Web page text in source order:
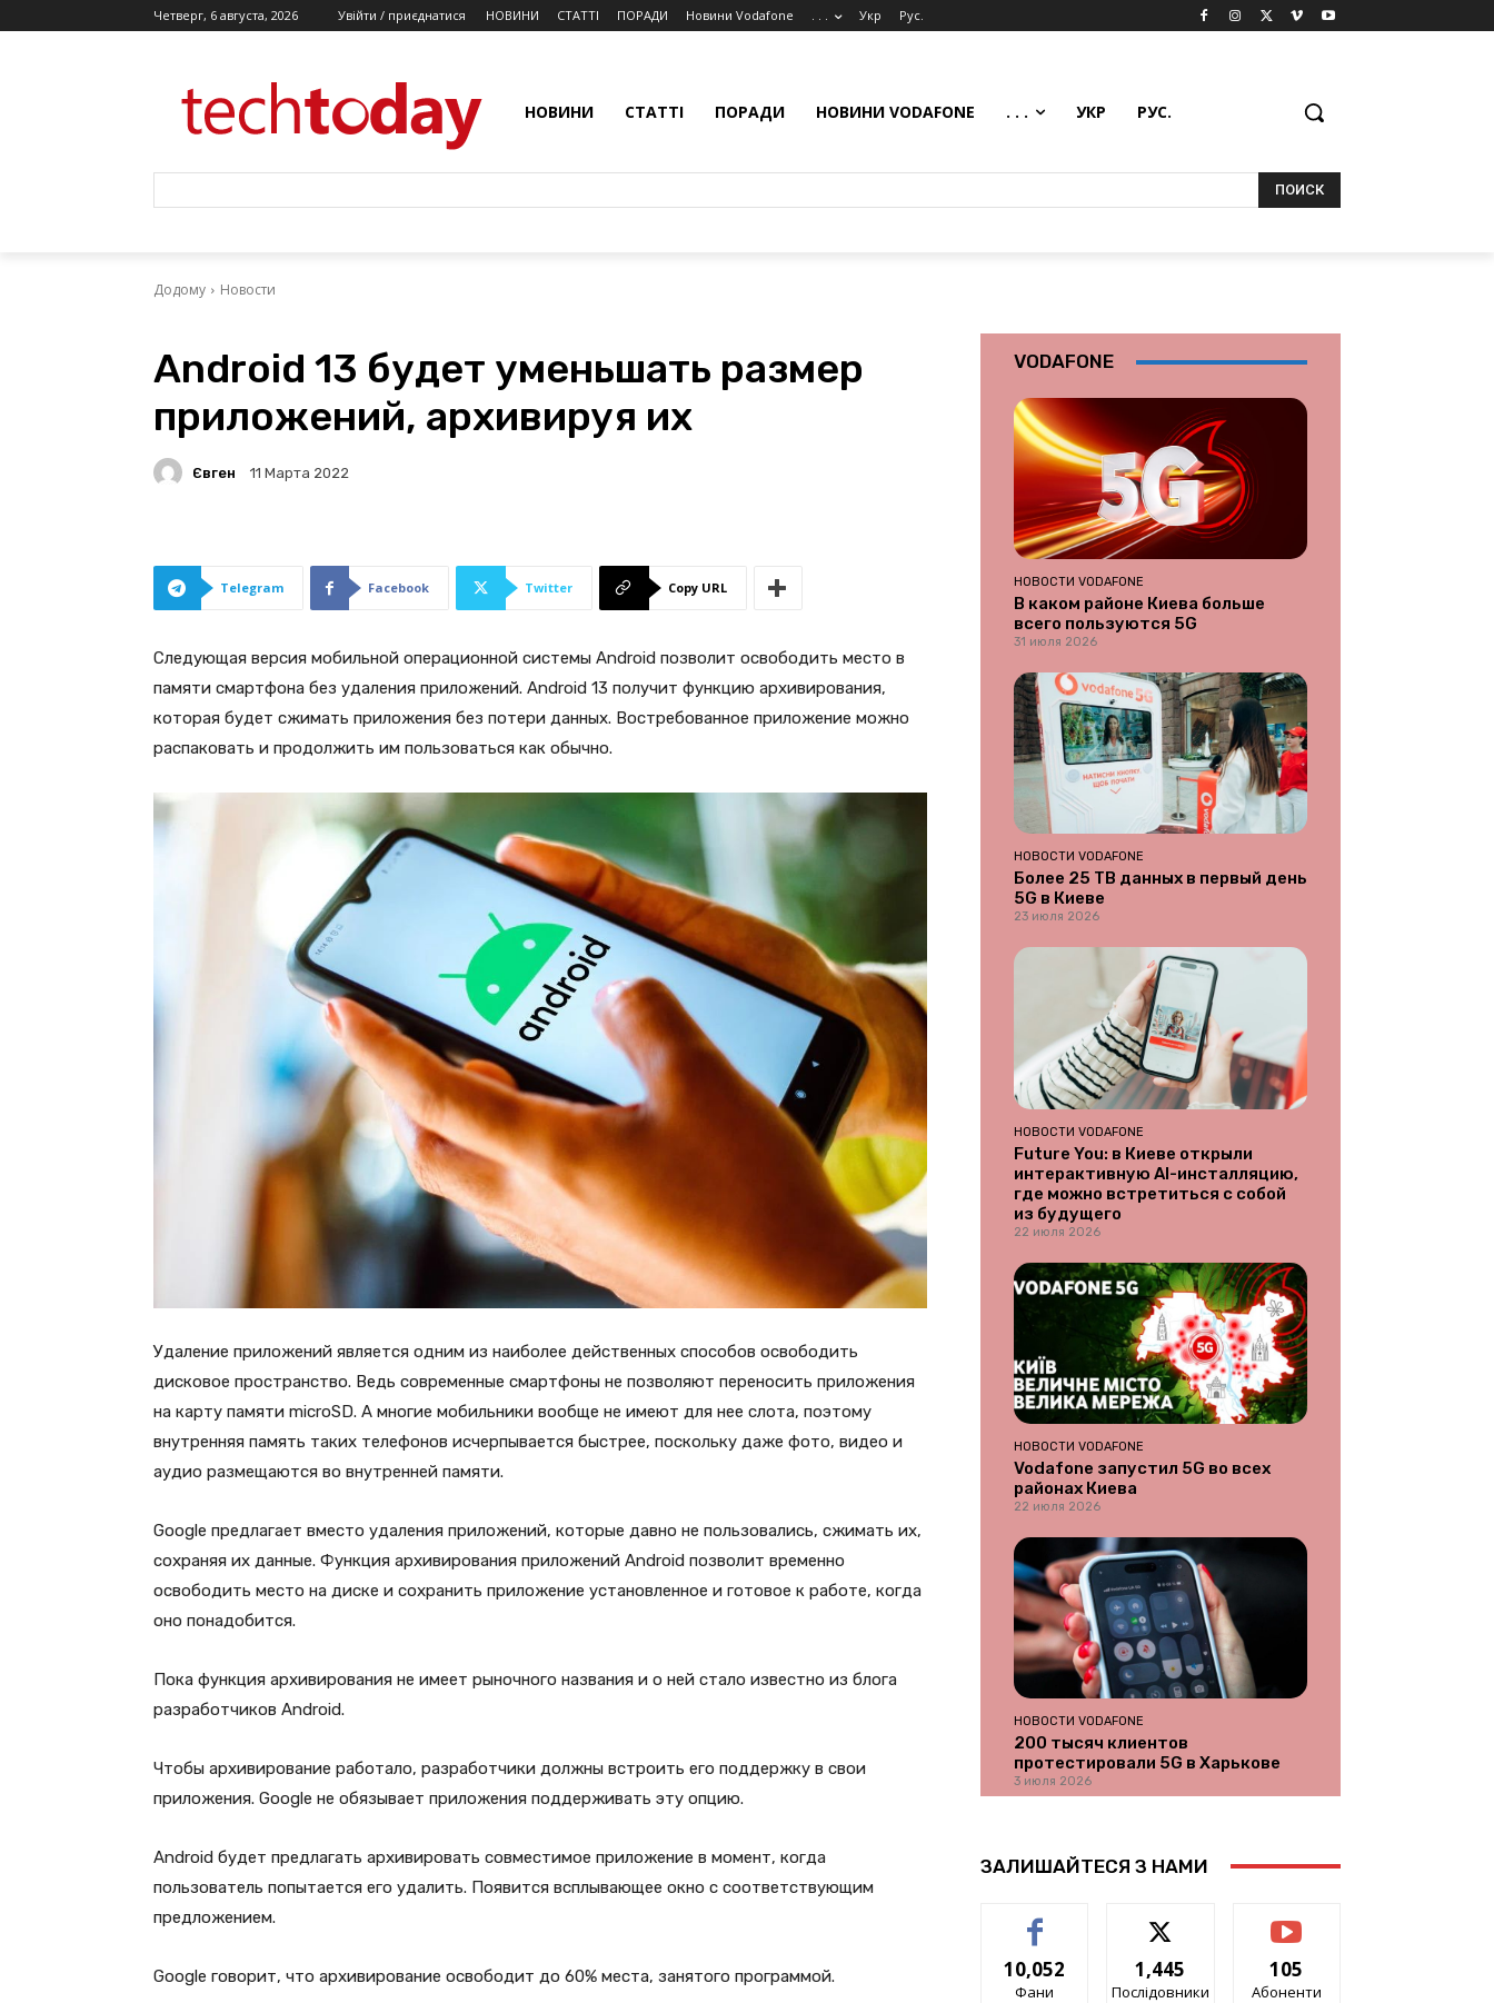
Четверг, 6 августа, 2026 Увійти / приєднатися НОВИНИ СТАТТІ ПОРАДИ Новини Vodafone . . . Укр Рус.
НОВИНИ СТАТТІ ПОРАДИ НОВИНИ VODAFONE . . . УКР РУС.
ПОИСК
Додому Новости
Android 13 будет уменьшать размер
приложений, архивируя их
Євген 11 Марта 2022
Telegram Facebook Twitter Copy URL
Следующая версия мобильной операционной системы Android позволит освободить место в
памяти смартфона без удаления приложений. Android 13 получит функцию архивирования,
которая будет сжимать приложения без потери данных. Востребованное приложение можно
распаковать и продолжить им пользоваться как обычно.
Удаление приложений является одним из наиболее действенных способов освободить
дисковое пространство. Ведь современные смартфоны не позволяют переносить приложения
на карту памяти microSD. А многие мобильники вообще не имеют для нее слота, поэтому
внутренняя память таких телефонов исчерпывается быстрее, поскольку даже фото, видео и
аудио размещаются во внутренней памяти.
Google предлагает вместо удаления приложений, которые давно не пользовались, сжимать их,
сохраняя их данные. Функция архивирования приложений Android позволит временно
освободить место на диске и сохранить приложение установленное и готовое к работе, когда
оно понадобится.
Пока функция архивирования не имеет рыночного названия и о ней стало известно из блога
разработчиков Android.
Чтобы архивирование работало, разработчики должны встроить его поддержку в свои
приложения. Google не обязывает приложения поддерживать эту опцию.
Android будет предлагать архивировать совместимое приложение в момент, когда
пользователь попытается его удалить. Появится всплывающее окно с соответствующим
предложением.
Google говорит, что архивирование освободит до 60% места, занятого программой.
VODAFONE
НОВОСТИ VODAFONE
В каком районе Киева больше
всего пользуются 5G
31 июля 2026
НОВОСТИ VODAFONE
Более 25 ТВ данных в первый день
5G в Киеве
23 июля 2026
НОВОСТИ VODAFONE
Future You: в Киеве открыли
интерактивную AI-инсталляцию,
где можно встретиться с собой
из будущего
22 июля 2026
НОВОСТИ VODAFONE
Vodafone запустил 5G во всех
районах Киева
22 июля 2026
НОВОСТИ VODAFONE
200 тысяч клиентов
протестировали 5G в Харькове
3 июля 2026
ЗАЛИШАЙТЕСЯ З НАМИ
10,052
Фани
1,445
Послідовники
105
Абоненти